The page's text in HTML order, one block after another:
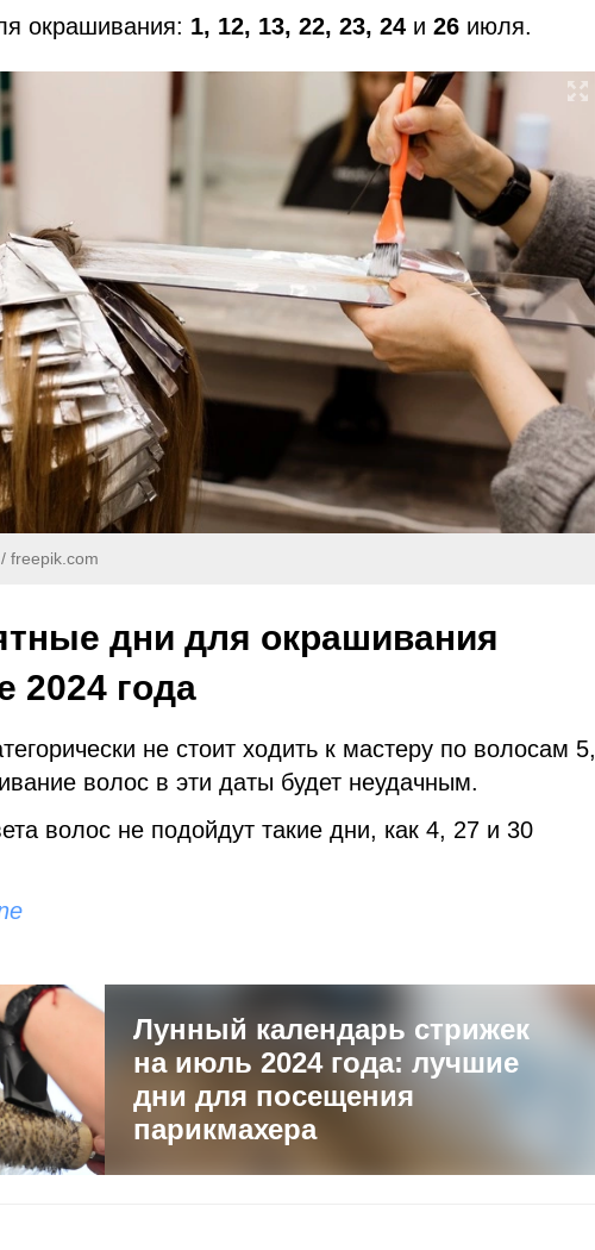
окрашивания: 1, 12, 13, 22, 23, 24 и 26 июля.
freepik.com
дни для окрашивания
2024 года
не стоит ходить к мастеру по волосам 5,
волос в эти даты будет неудачным.
волос не подойдут такие дни, как 4, 27 и 30
Лунный календарь стрижек
на июль 2024 года: лучшие
дни для посещения
парикмахера